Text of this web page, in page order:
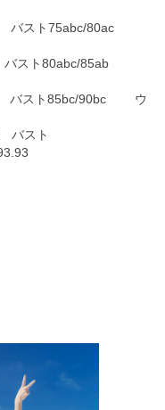
バスト75abc/80ac
バスト80abc/85ab
バスト85bc/90bc ウ
バスト